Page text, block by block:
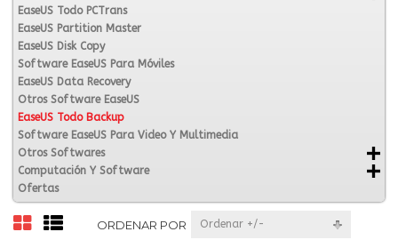
EaseUS Todo PCTrans
EaseUS Partition Master
EaseUS Disk Copy
Software EaseUS Para Móviles
EaseUS Data Recovery
Otros Software EaseUS
EaseUS Todo Backup
Software EaseUS Para Video Y Multimedia
Otros Softwares
Computación Y Software
Ofertas
ORDENAR POR Ordenar +/-